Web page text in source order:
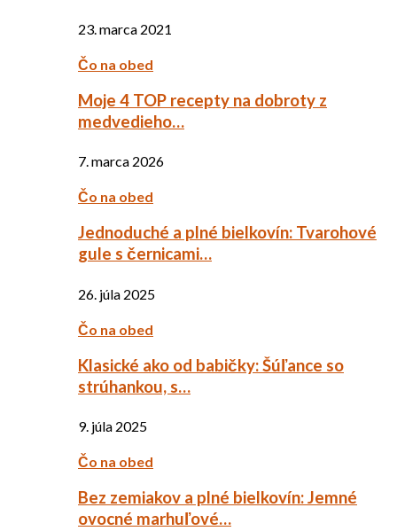
23. marca 2021
Čo na obed
Moje 4 TOP recepty na dobroty z
medvedieho…
7. marca 2026
Čo na obed
Jednoduché a plné bielkovín: Tvarohové
gule s černicami…
26. júla 2025
Čo na obed
Klasické ako od babičky: Šúľance so
strúhankou, s…
9. júla 2025
Čo na obed
Bez zemiakov a plné bielkovín: Jemné
ovocné marhuľové…